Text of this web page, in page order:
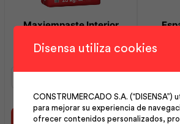
Maxiempaste Interior
Maxiempaste
Blanco
Añadir al carrito
Espátula
Mango
Plástico
|
Disensa utiliza cookies
CONSTRUMERCADO S.A. (“DISENSA”)
para mejorar su experiencia de
ofrecer contenidos personalizados,